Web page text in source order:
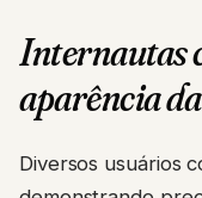
Internautas
aparência
Diversos usuários